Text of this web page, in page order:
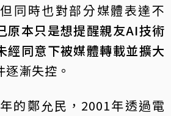
同時也對部分媒體表達不
原本只是想提醒親友AI技術
經同意下被媒體轉載並擴大
逐漸失控。
的鄭允民，2001年透過電